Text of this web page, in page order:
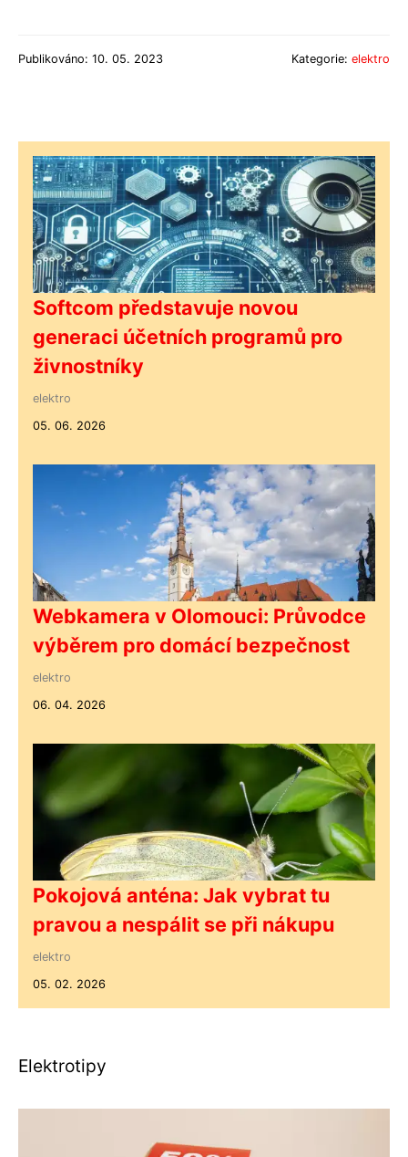
Publikováno: 10. 05. 2023 Kategorie: elektro
Softcom představuje novou
generaci účetních programů pro
živnostníky
elektro
05. 06. 2026
Webkamera v Olomouci: Průvodce
výběrem pro domácí bezpečnost
elektro
06. 04. 2026
Pokojová anténa: Jak vybrat tu
pravou a nespálit se při nákupu
elektro
05. 02. 2026
Elektrotipy